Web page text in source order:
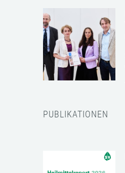
PUBLIKATIONEN